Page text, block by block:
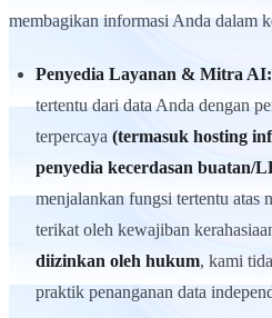
membagikan informasi Anda dalam
Penyedia Layanan & Mitra AI:
tertentu dari data Anda dengan
terpercaya (termasuk hosting
penyedia kecerdasan buatan/
menjalankan fungsi tertentu atas
terikat oleh kewajiban
diizinkan oleh hukum, kami
praktik penanganan data